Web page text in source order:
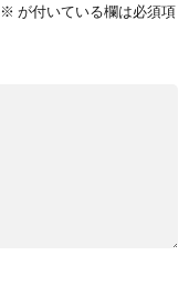
※ が付いている欄は必須項